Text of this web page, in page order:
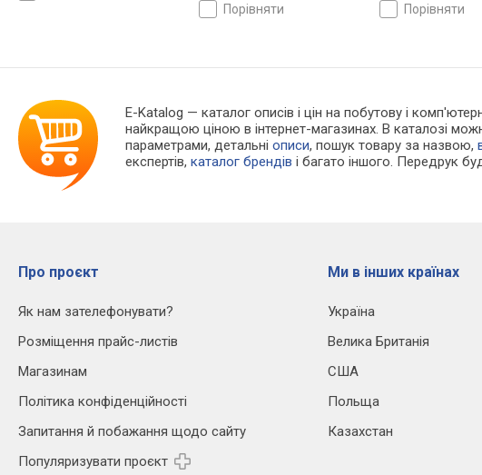
порівняти порівняти
E-Katalog — каталог описів і цін на побутову і
найкращою ціною в інтернет-магазинах. В каталозі
параметрами, детальніописи, пошук товару за назвою,
експертів,каталог брендів і багато іншого. Передрук
Про проєкт
Як нам зателефонувати?
Розміщення прайс-листів
Магазинам
Політика конфіденційності
Запитання й побажання щодо сайту
Популяризувати проєкт
Ми в інших країнах
Україна
Велика Британія
США
Польща
Казахстан